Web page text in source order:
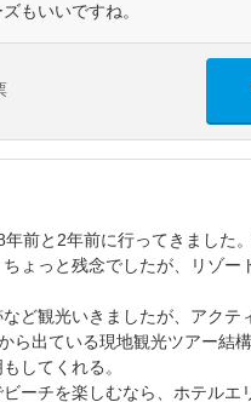
もいいですね。
年前と2年前に行ってきました
ょっと残念でしたが、リゾー
ど観光いきましたが、アクテ
ら出ている現地観光ツアー結
してくれる。
ーチを楽しむなら、ホテルエ